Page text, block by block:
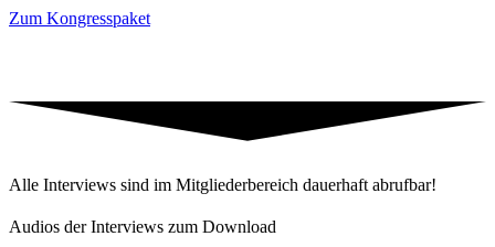
Zum Kongresspaket
Alle Interviews sind im Mitgliederbereich dauerhaft abrufbar!
Audios der Interviews zum Download